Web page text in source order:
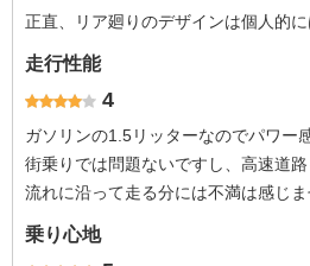
正直、リア廻りのデザインは個人的に
走行性能
4
ガソリンの1.5リッターなのでパワー
街乗りでは問題ないですし、高速道路
流れに沿って走る分には不満は感じま
乗り心地